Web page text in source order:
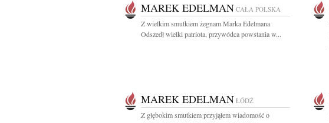
MAREK EDELMAN CAŁA POLSKA
Z wielkim smutkiem żegnam Marka Edelmana
Odszedł wielki patriota, przywódca powstania w...
MAREK EDELMAN ŁÓDŹ
Z głębokim smutkiem przyjąłem wiadomość o